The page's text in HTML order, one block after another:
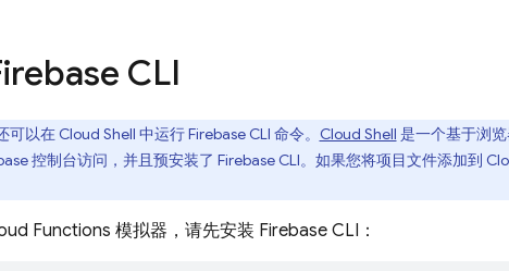
CLI
可以在 Cloud Shell 中运行FirebaseCLI 命令。 Cloud Shell 是一个基于浏
控制台访问，并且预安装了 Firebase CLI。如果您将项目文件添加到
Functions 模拟器，请先安装 Firebase CLI：